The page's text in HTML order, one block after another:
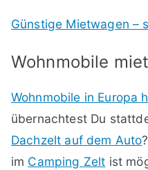
Günstige Mietwagen –
Wohnmobile
Wohnmobile in Europa
übernachtest Du
Dachzelt auf dem Auto
im Camping Zelt ist